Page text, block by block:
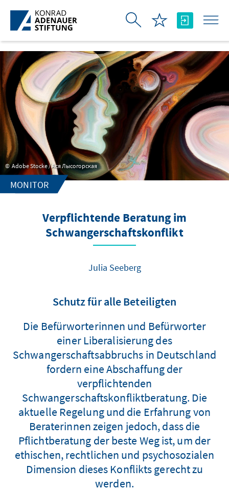
Skip to Main Content
Adobe Stocke / Ася Лысогорская
MONITOR
Verpflichtende Beratung im
Schwangerschaftskonflikt
Julia Seeberg
Schutz für alle Beteiligten
Die Befürworterinnen und Befürworter
einer Liberalisierung des
Schwangerschaftsabbruchs in Deutschland
fordern eine Abschaffung der
verpflichtenden
Schwangerschaftskonfliktberatung. Die
aktuelle Regelung und die Erfahrung von
Beraterinnen zeigen jedoch, dass die
Pflichtberatung der beste Weg ist, um der
ethischen, rechtlichen und psychosozialen
Dimension dieses Konflikts gerecht zu
werden.